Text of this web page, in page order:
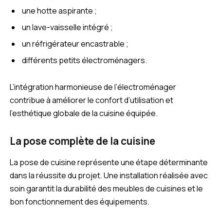
une hotte aspirante ;
un lave-vaisselle intégré ;
un réfrigérateur encastrable ;
différents petits électroménagers.
L’intégration harmonieuse de l’électroménager
contribue à améliorer le confort d’utilisation et
l’esthétique globale de la cuisine équipée.
La pose complète de la cuisine
La pose de cuisine représente une étape déterminante
dans la réussite du projet. Une installation réalisée avec
soin garantit la durabilité des meubles de cuisines et le
bon fonctionnement des équipements.